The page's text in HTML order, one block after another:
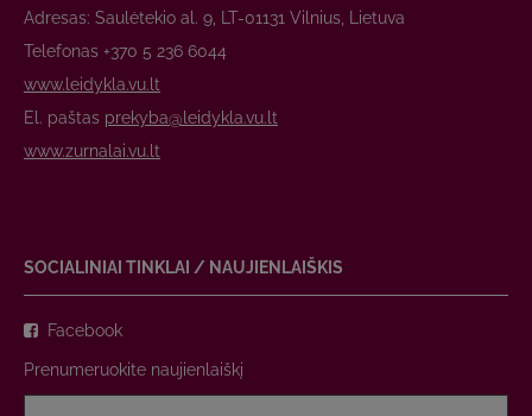
Adresas: Saulėtekio al. 9, LT-01131 Vilnius, Lietuva
Telefonas +370 5 236 6044
www.leidykla.vu.lt
El. paštas prekyba@leidykla.vu.lt
www.zurnalai.vu.lt
SOCIALINIAI TINKLAI / NAUJIENLAIŠKIS
Facebook
Prenumeruokite naujienlaiškį